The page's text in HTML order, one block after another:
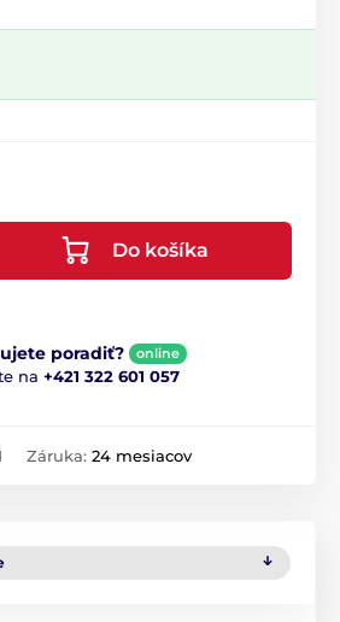
Do košíka
poradiť? online
na +421 322 601 057
Záruka: 24 mesiacov